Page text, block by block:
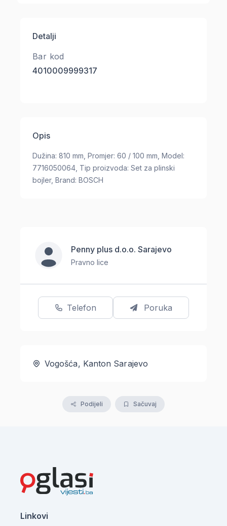
Detalji
Bar kod
4010009999317
Opis
Dužina: 810 mm, Promjer: 60 / 100 mm, Model:
7716050064, Tip proizvoda: Set za plinski
bojler, Brand: BOSCH
Penny plus d.o.o. Sarajevo
Pravno lice
Telefon Poruka
Vogošća, Kanton Sarajevo
Podijeli Sačuvaj
Linkovi